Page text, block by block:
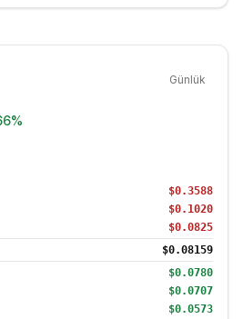
Günlük
$0.3588
$0.1020
$0.0825
$0.08159
$0.0780
$0.0707
$0.0573